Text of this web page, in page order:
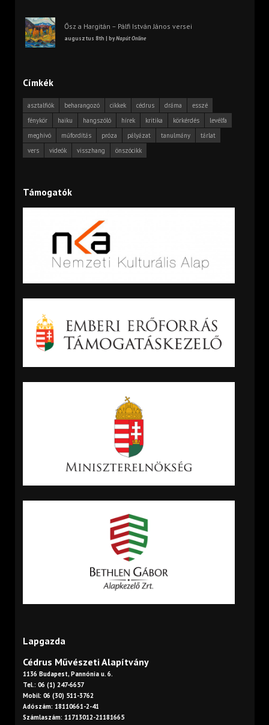
Ősz a Hargitán – Pálfi István János versei
augusztus 8th | byNapút Online
Címkék
asztalfiók beharangozó cikkek cédrus dráma
esszé
fénykör
haiku hangszóló hírek kritika körkérdés
levélfa
meghívó
műfordítás próza pályázat tanulmány
tárlat
vers
videók visszhang önszócikk
Támogatók
Lapgazda
Cédrus Művészeti Alapítvány
1136 Budapest, Pannónia u. 6.
Tel.: 06 (1) 247-6657
Mobil: 06 (30) 511-3762
Adószám: 18110661-2-41
Számlaszám: 11713012-21181665